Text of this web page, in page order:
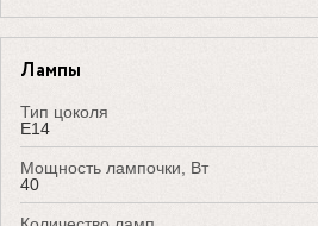
Лампы
Тип цоколя
E14
Мощность лампочки, Вт
40